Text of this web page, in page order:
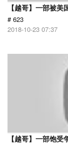
【越哥】一部被
# 623
2018-10-23 07:37
【越哥】一部饱